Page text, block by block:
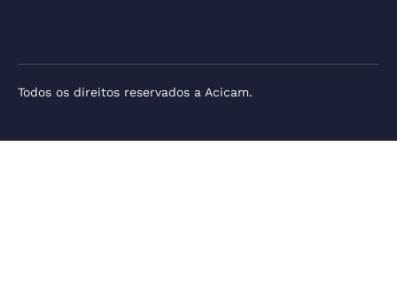
Todos os direitos reservados a Acicam.